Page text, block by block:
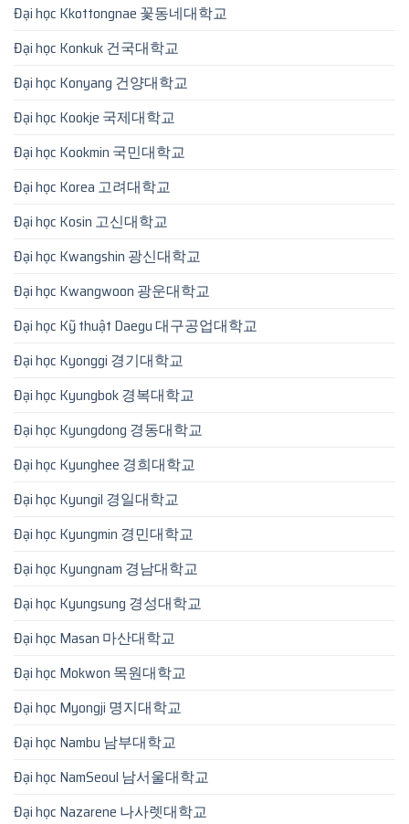
Đại học Kkottongnae 꽃동네대학교
Đại học Konkuk 건국대학교
Đại học Konyang 건양대학교
Đại học Kookje 국제대학교
Đại học Kookmin 국민대학교
Đại học Korea 고려대학교
Đại học Kosin 고신대학교
Đại học Kwangshin 광신대학교
Đại học Kwangwoon 광운대학교
Đại học Kỹ thuật Daegu 대구공업대학교
Đại học Kyonggi 경기대학교
Đại học Kyungbok 경복대학교
Đại học Kyungdong 경동대학교
Đại học Kyunghee 경희대학교
Đại học Kyungil 경일대학교
Đại học Kyungmin 경민대학교
Đại học Kyungnam 경남대학교
Đại học Kyungsung 경성대학교
Đại học Masan 마산대학교
Đại học Mokwon 목원대학교
Đại học Myongji 명지대학교
Đại học Nambu 남부대학교
Đại học NamSeoul 남서울대학교
Đại học Nazarene 나사렛대학교